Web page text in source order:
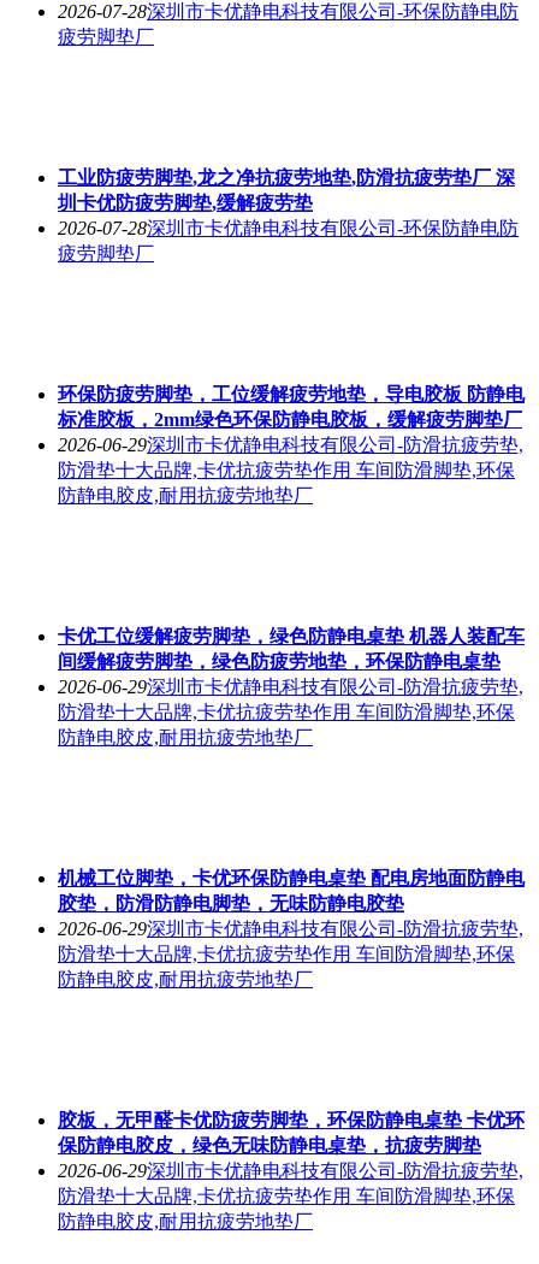
2026-07-28深圳市卡优静电科技有限公司-环保防静电防
疲劳脚垫厂
工业防疲劳脚垫,龙之净抗疲劳地垫,防滑抗疲劳垫厂 深
圳卡优防疲劳脚垫,缓解疲劳垫
2026-07-28深圳市卡优静电科技有限公司-环保防静电防
疲劳脚垫厂
环保防疲劳脚垫，工位缓解疲劳地垫，导电胶板 防静电
标准胶板，2mm绿色环保防静电胶板，缓解疲劳脚垫厂
2026-06-29深圳市卡优静电科技有限公司-防滑抗疲劳垫,
防滑垫十大品牌,卡优抗疲劳垫作用 车间防滑脚垫,环保
防静电胶皮,耐用抗疲劳地垫厂
卡优工位缓解疲劳脚垫，绿色防静电桌垫 机器人装配车
间缓解疲劳脚垫，绿色防疲劳地垫，环保防静电桌垫
2026-06-29深圳市卡优静电科技有限公司-防滑抗疲劳垫,
防滑垫十大品牌,卡优抗疲劳垫作用 车间防滑脚垫,环保
防静电胶皮,耐用抗疲劳地垫厂
机械工位脚垫，卡优环保防静电桌垫 配电房地面防静电
胶垫，防滑防静电脚垫，无味防静电胶垫
2026-06-29深圳市卡优静电科技有限公司-防滑抗疲劳垫,
防滑垫十大品牌,卡优抗疲劳垫作用 车间防滑脚垫,环保
防静电胶皮,耐用抗疲劳地垫厂
胶板，无甲醛卡优防疲劳脚垫，环保防静电桌垫 卡优环
保防静电胶皮，绿色无味防静电桌垫，抗疲劳脚垫
2026-06-29深圳市卡优静电科技有限公司-防滑抗疲劳垫,
防滑垫十大品牌,卡优抗疲劳垫作用 车间防滑脚垫,环保
防静电胶皮,耐用抗疲劳地垫厂